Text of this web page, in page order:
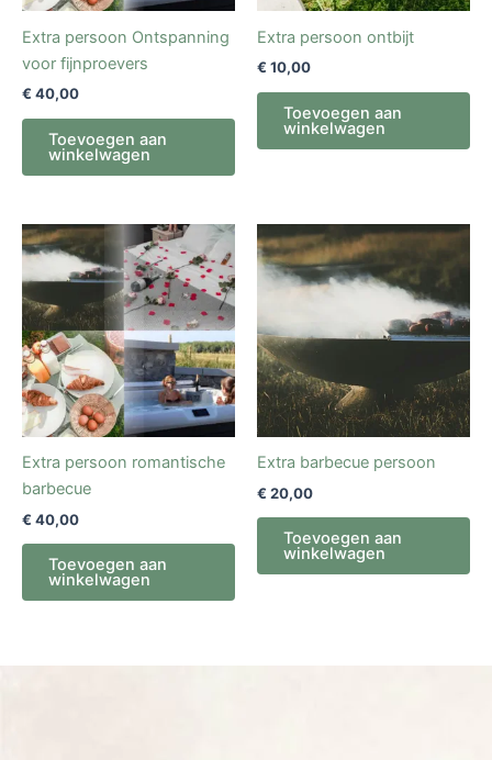
Extra persoon Ontspanning
voor fijnproevers
€ 40,00
Toevoegen aan
winkelwagen
Extra persoon ontbijt
€ 10,00
Toevoegen aan
winkelwagen
Extra persoon romantische
barbecue
€ 40,00
Toevoegen aan
winkelwagen
Extra barbecue persoon
€ 20,00
Toevoegen aan
winkelwagen